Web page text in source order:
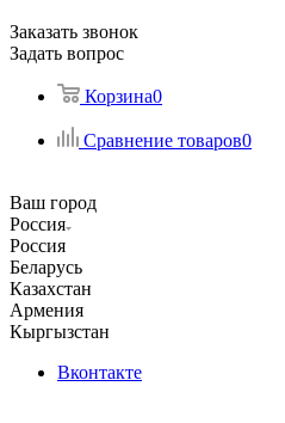
Заказать звонок
Задать вопрос
Корзина0
Сравнение товаров0
Ваш город
Россия
Россия
Беларусь
Казахстан
Армения
Кыргызстан
Вконтакте